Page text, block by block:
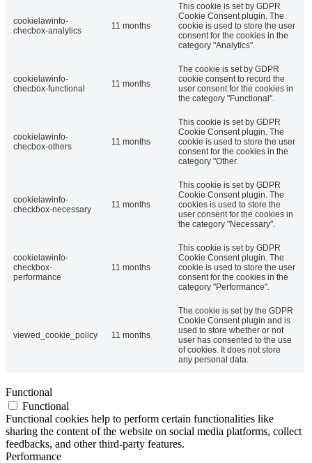
cookielawinfo-
checbox-analytics
11 months
This cookie is set by GDPR
Cookie Consent plugin. The
cookie is used to store the user
consent for the cookies in the
category "Analytics".
cookielawinfo-
checbox-functional
11 months
The cookie is set by GDPR
cookie consent to record the
user consent for the cookies in
the category "Functional".
cookielawinfo-
checbox-others
11 months
This cookie is set by GDPR
Cookie Consent plugin. The
cookie is used to store the user
consent for the cookies in the
category "Other.
cookielawinfo-
checkbox-necessary
11 months
This cookie is set by GDPR
Cookie Consent plugin. The
cookies is used to store the
user consent for the cookies in
the category "Necessary".
cookielawinfo-
checkbox-
performance
11 months
This cookie is set by GDPR
Cookie Consent plugin. The
cookie is used to store the user
consent for the cookies in the
category "Performance".
viewed_cookie_policy 11 months
The cookie is set by the GDPR
Cookie Consent plugin and is
used to store whether or not
user has consented to the use
of cookies. It does not store
any personal data.
Functional
Functional
Functional cookies help to perform certain functionalities like
sharing the content of the website on social media platforms, collect
feedbacks, and other third-party features.
Performance